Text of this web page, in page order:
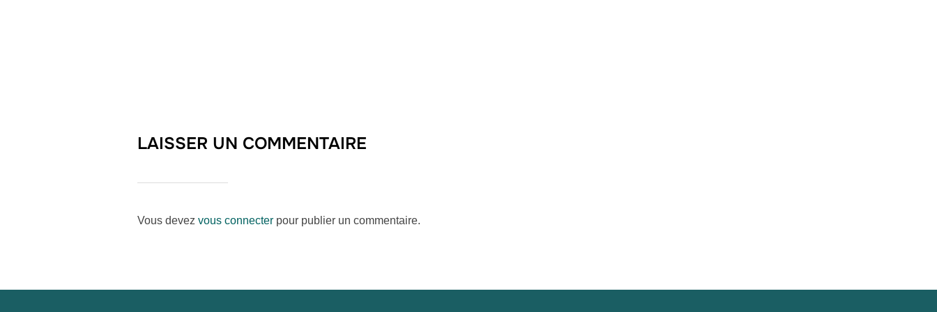
LAISSER UN COMMENTAIRE
Vous devez vous connecter pour publier un commentaire.